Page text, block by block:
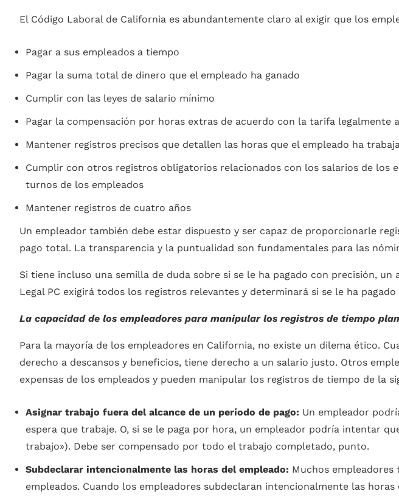
El Código Laboral de California es abundantemente claro al exigir que los
Pagar a sus empleados a tiempo
Pagar la suma total de dinero que el empleado ha ganado
Cumplir con las leyes de salario mínimo
Pagar la compensación por horas extras de acuerdo con la tarifa legalmente
Mantener registros precisos que detallen las horas que el empleado ha
Cumplir con otros registros obligatorios relacionados con los salarios de los
turnos de los empleados
Mantener registros de cuatro años
Un empleador también debe estar dispuesto y ser capaz de proporcionarle
pago total. La transparencia y la puntualidad son fundamentales para las
Si tiene incluso una semilla de duda sobre si se le ha pagado con precisión,
Legal PC exigirá todos los registros relevantes y determinará si se le ha pagado
La capacidad de los empleadores para manipular los registros de tiempo
Para la mayoría de los empleadores en California, no existe un dilema ético.
derecho a descansos y beneficios, tiene derecho a un salario justo. Otros
expensas de los empleados y pueden manipular los registros de tiempo de la
Asignar trabajo fuera del alcance de un período de pago: Un empleador
espera que trabaje. O, si se le paga por hora, un empleador podría intentar
trabajo»). Debe ser compensado por todo el trabajo completado, punto.
Subdeclarar intencionalmente las horas del empleado: Muchos
empleados. Cuando los empleadores subdeclaran intencionalmente las